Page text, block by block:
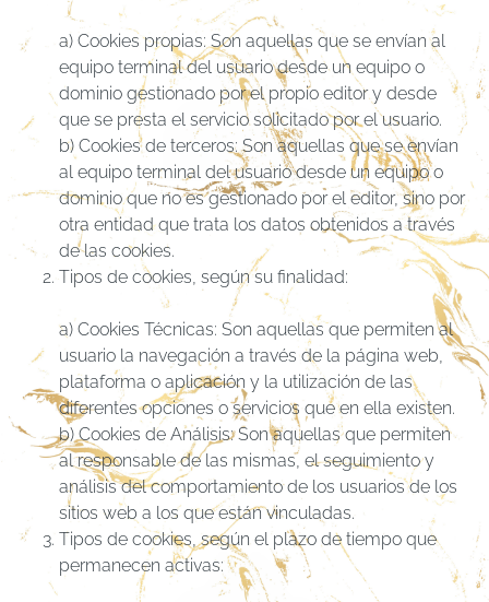
a) Cookies propias: Son aquellas que se envían al
equipo terminal del usuario desde un equipo o
dominio gestionado por el propio editor y desde
que se presta el servicio solicitado por el usuario.
b) Cookies de terceros: Son aquellas que se envían
al equipo terminal del usuario desde un equipo o
dominio que no es gestionado por el editor, sino por
otra entidad que trata los datos obtenidos a través
de las cookies.
Tipos de cookies, según su finalidad:
a) Cookies Técnicas: Son aquellas que permiten al
usuario la navegación a través de la página web,
plataforma o aplicación y la utilización de las
diferentes opciones o servicios que en ella existen.
b) Cookies de Análisis: Son aquellas que permiten
al responsable de las mismas, el seguimiento y
análisis del comportamiento de los usuarios de los
sitios web a los que están vinculadas.
Tipos de cookies, según el plazo de tiempo que
permanecen activas: